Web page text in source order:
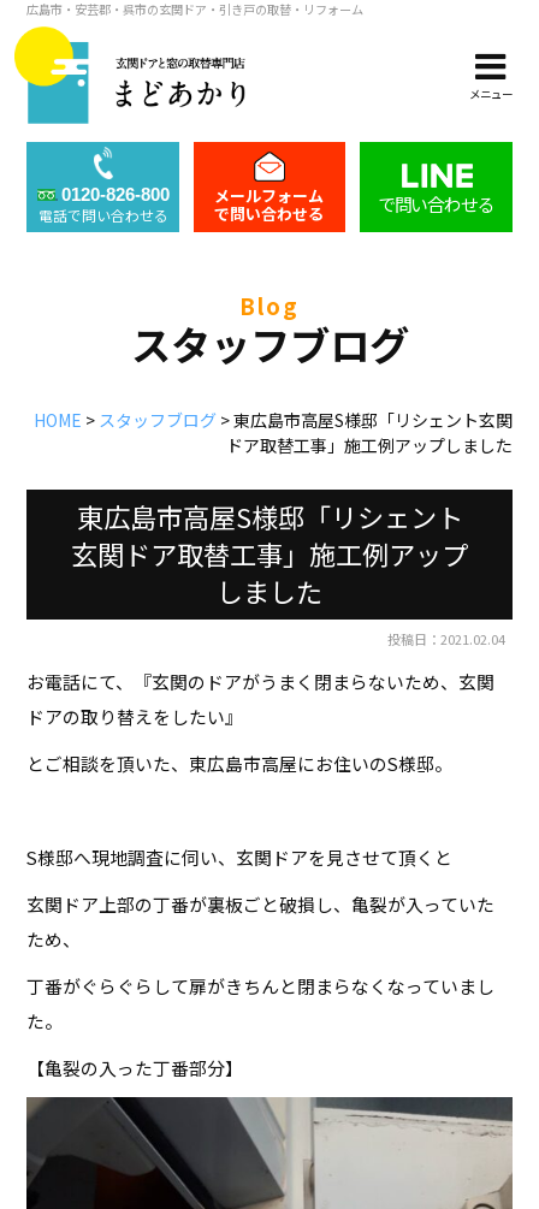
広島市・安芸郡・呉市の玄関ドア・引き戸の取替・リフォーム
メニュー
0120-826-800
電話で問い合わせる
メールフォーム
で問い合わせる で問い合わせる
blog
スタッフブログ
HOME > スタッフブログ>東広島市高屋S様邸「リシェント玄関
ドア取替工事」施工例アップしました
東広島市高屋S様邸「リシェント
玄関ドア取替工事」施工例アップ
しました
投稿日：2021.02.04
お電話にて、『玄関のドアがうまく閉まらないため、玄関
ドアの取り替えをしたい』
とご相談を頂いた、東広島市高屋にお住いのS様邸。
S様邸へ現地調査に伺い、玄関ドアを見させて頂くと
玄関ドア上部の丁番が裏板ごと破損し、亀裂が入っていた
ため、
丁番がぐらぐらして扉がきちんと閉まらなくなっていまし
た。
【亀裂の入った丁番部分】